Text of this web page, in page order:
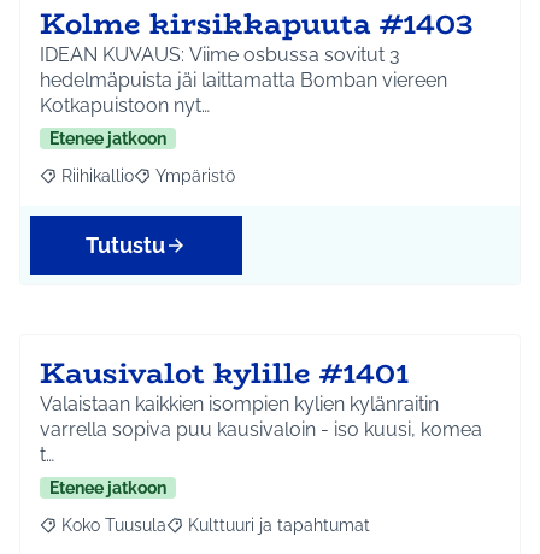
Kolme kirsikkapuuta #1403
IDEAN KUVAUS: Viime osbussa sovitut 3
hedelmäpuista jäi laittamatta Bomban viereen
Kotkapuistoon nyt…
Etenee jatkoon
Rajaa tulokset aihepiirin mukaan: Riihikallio
Riihikallio Rajaa tulokset teeman mukaan: Ympäristö
Ympäristö
Tutustu
Kausivalot kylille #1401
Valaistaan kaikkien isompien kylien kylänraitin
varrella sopiva puu kausivaloin - iso kuusi, komea
t…
Etenee jatkoon
Rajaa tulokset aihepiirin mukaan: Koko Tuusula
Koko Tuusula Rajaa tulokset teeman mukaan: Kulttuuri ja
Kulttuuri ja tapahtumat